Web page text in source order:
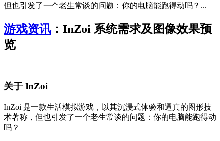
但也引发了一个老生常谈的问题：你的电脑能跑得动吗？...
游戏资讯 ：InZoi 系统需求及图像效果预
览
关于 InZoi
InZoi 是一款生活模拟游戏，以其沉浸式体验和逼真的图形技
术著称，但也引发了一个老生常谈的问题：你的电脑能跑得动
吗？